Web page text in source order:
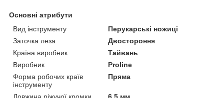
Основні атрибути
Вид інструменту
Перукарські ножиці
Заточка леза
Двостороння
Країна виробник
Тайвань
Виробник
Proline
Форма робочих країв
інструменту
Пряма
Довжина ріжучої кромки
6.5 мм